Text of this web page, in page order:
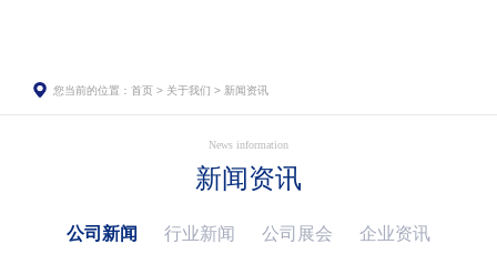
您当前的位置： 首页> 关于我们 > 新闻资讯
News information
新闻资讯
公司新闻 行业新闻 公司展会 企业资讯